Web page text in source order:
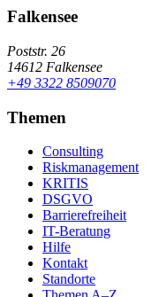
Falkensee
Poststr. 26
14612 Falkensee
+49 3322 8509070
Themen
Consulting
Riskmanagement
KRITIS
DSGVO
Barrierefreiheit
IT-Beratung
Hilfe
Kontakt
Standorte